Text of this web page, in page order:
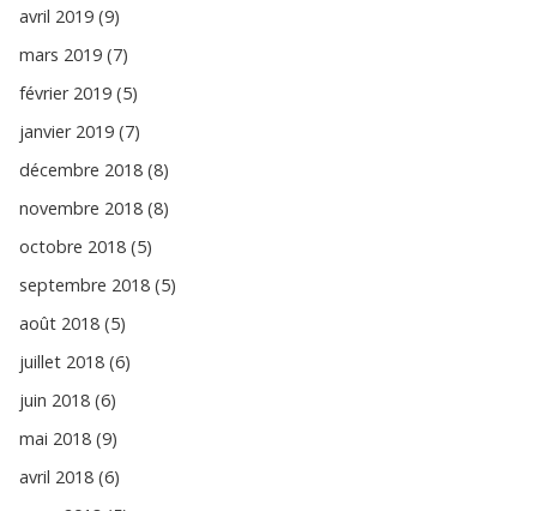
avril 2019 (9)
mars 2019 (7)
février 2019 (5)
janvier 2019 (7)
décembre 2018 (8)
novembre 2018 (8)
octobre 2018 (5)
septembre 2018 (5)
août 2018 (5)
juillet 2018 (6)
juin 2018 (6)
mai 2018 (9)
avril 2018 (6)